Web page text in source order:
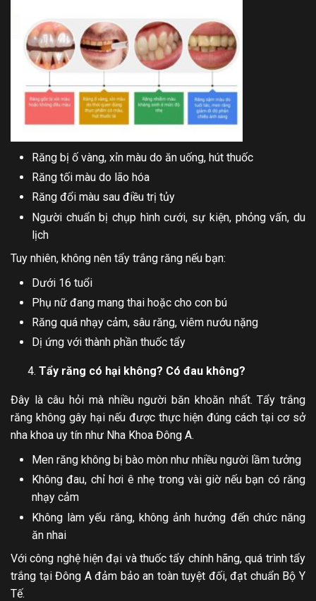
Răng bị ố vàng, xỉn màu do ăn uống, hút thuốc
Răng tối màu do lão hóa
Răng đổi màu sau điều trị tủy
Người chuẩn bị chụp hình cưới, sự kiện, phỏng vấn, du
lịch
Tuy nhiên, không nên tẩy trắng răng nếu bạn:
Dưới 16 tuổi
Phụ nữ đang mang thai hoặc cho con bú
Răng quá nhạy cảm, sâu răng, viêm nướu nặng
Dị ứng với thành phần thuốc tẩy
Tẩy răng có hại không? Có đau không?
Đây là câu hỏi mà nhiều người băn khoăn nhất. Tẩy trắng
răng không gây hại nếu được thực hiện đúng cách tại cơ sở
nha khoa uy tín như Nha Khoa Đông A.
Men răng không bị bào mòn như nhiều người lầm tưởng
Không đau, chỉ hơi ê nhẹ trong vài giờ nếu bạn có răng
nhạy cảm
Không làm yếu răng, không ảnh hưởng đến chức năng
ăn nhai
Với công nghệ hiện đại và thuốc tẩy chính hãng, quá trình tẩy
trắng tại Đông A đảm bảo an toàn tuyệt đối, đạt chuẩn Bộ Y
Tế.